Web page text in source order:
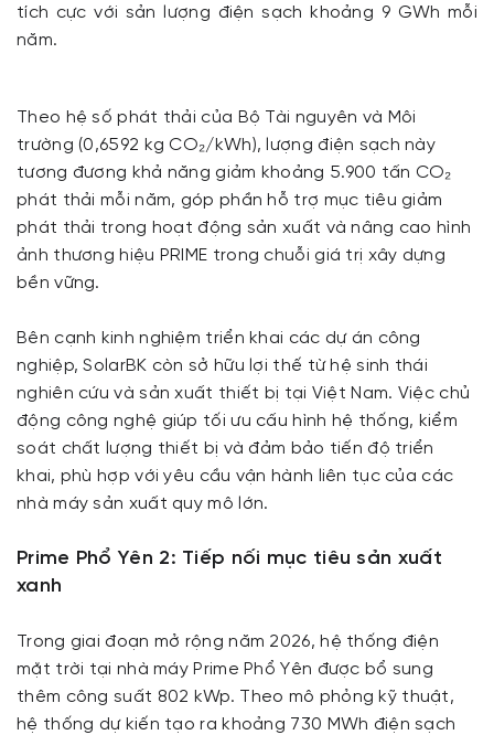
tích cực với sản lượng điện sạch khoảng 9 GWh mỗi
năm.
Theo hệ số phát thải của Bộ Tài nguyên và Môi
trường (0,6592 kg CO₂/kWh), lượng điện sạch này
tương đương khả năng giảm khoảng 5.900 tấn CO₂
phát thải mỗi năm, góp phần hỗ trợ mục tiêu giảm
phát thải trong hoạt động sản xuất và nâng cao hình
ảnh thương hiệu PRIME trong chuỗi giá trị xây dựng
bền vững.
Bên cạnh kinh nghiệm triển khai các dự án công
nghiệp, SolarBK còn sở hữu lợi thế từ hệ sinh thái
nghiên cứu và sản xuất thiết bị tại Việt Nam. Việc chủ
động công nghệ giúp tối ưu cấu hình hệ thống, kiểm
soát chất lượng thiết bị và đảm bảo tiến độ triển
khai, phù hợp với yêu cầu vận hành liên tục của các
nhà máy sản xuất quy mô lớn.
Prime Phổ Yên 2: Tiếp nối mục tiêu sản xuất
xanh
Trong giai đoạn mở rộng năm 2026, hệ thống điện
mặt trời tại nhà máy Prime Phổ Yên được bổ sung
thêm công suất 802 kWp. Theo mô phỏng kỹ thuật,
hệ thống dự kiến tạo ra khoảng 730 MWh điện sạch